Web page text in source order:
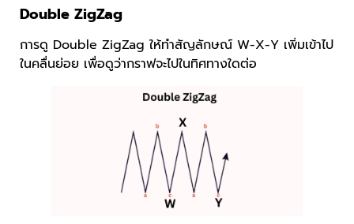
Double ZigZag
การดู Double ZigZag ให้ทำสัญลักษณ์ W-X-Y เพิ่มเข้าไป
ในคลื่นย่อย เพื่อดูว่ากราฟจะไปในทิศทางใดต่อ